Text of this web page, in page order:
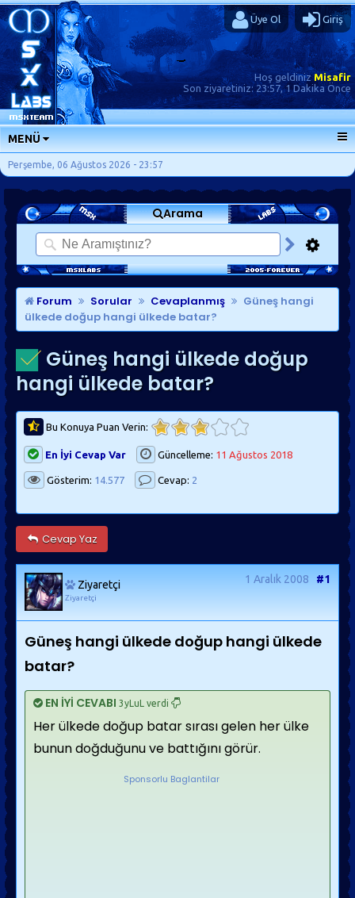
Üye Ol Giriş
Hoş geldinizMisafir
Son ziyaretiniz: 23:57, 1 Dakika Önce
MENÜ
ANA SAYFA
FORUMLAR
SORU-CEVAP
GÜNLÜKLER
SON MESAJLAR
KISAYOLLAR
Perşembe, 06 Ağustos 2026 - 23:57
Arama
Forum Sorular Cevaplanmış
Güneş hangi
ülkede doğup hangi ülkede batar?
Güneş hangi ülkede doğup
hangi ülkede batar?
Bu Konuya Puan Verin:
En İyi Cevap Var Güncelleme: 11 Ağustos 2018
Gösterim: 14.577 Cevap: 2
Cevap Yaz
Ziyaretçi
Ziyaretçi
1 Aralık 2008 #1
Güneş hangi ülkede doğup hangi ülkede
batar?
EN İYİ CEVABI 3yLuL verdi
Her ülkede doğup batar sırası gelen her ülke
bunun doğduğunu ve battığını görür.
Sponsorlu Baglantilar